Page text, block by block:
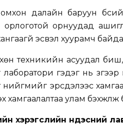
далайн баруун
орнуудад
эсвэл хуурамч
техникийн асуудал
лаборатори гэдэг нь
нийгмийг эрсдэлээс
хамгаалалтаа улам
хэрэгслийн Үндэсний